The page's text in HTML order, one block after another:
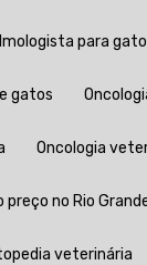
para
gatos
Oncologia
no Rio
veterinária